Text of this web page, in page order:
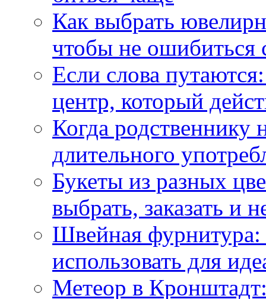
Как выбрать
чтобы не ошибиться
Если слова
центр, который
Когда
длительного
Букеты из разных
выбрать, заказать и
Швейная фурнитура:
использовать для
Метеор в